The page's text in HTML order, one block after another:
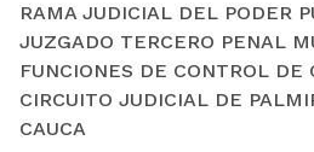
RAMA JUDICIAL DEL PODER
JUZGADO TERCERO PENAL
FUNCIONES DE CONTROL DE
CIRCUITO JUDICIAL DE
CAUCA